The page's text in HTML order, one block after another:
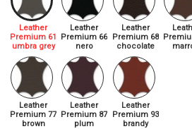
Leather
Premium 61
umbra grey
Leather
Premium 66
nero
Leather
Premium 68
chocolate
Leather
Premium 77
brown
Leather
Premium 87
plum
Leather
Premium 93
brandy